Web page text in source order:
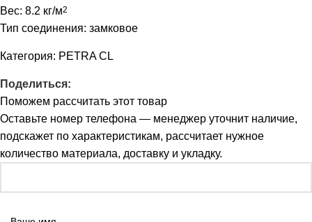
Вес: 8.2 кг/м2
Тип соединения: замковое
Категория: PETRA CL
Поделиться:
Поможем рассчитать этот товар
Оставьте номер телефона — менеджер уточнит наличие,
подскажет по характеристикам, рассчитает нужное
количество материала, доставку и укладку.